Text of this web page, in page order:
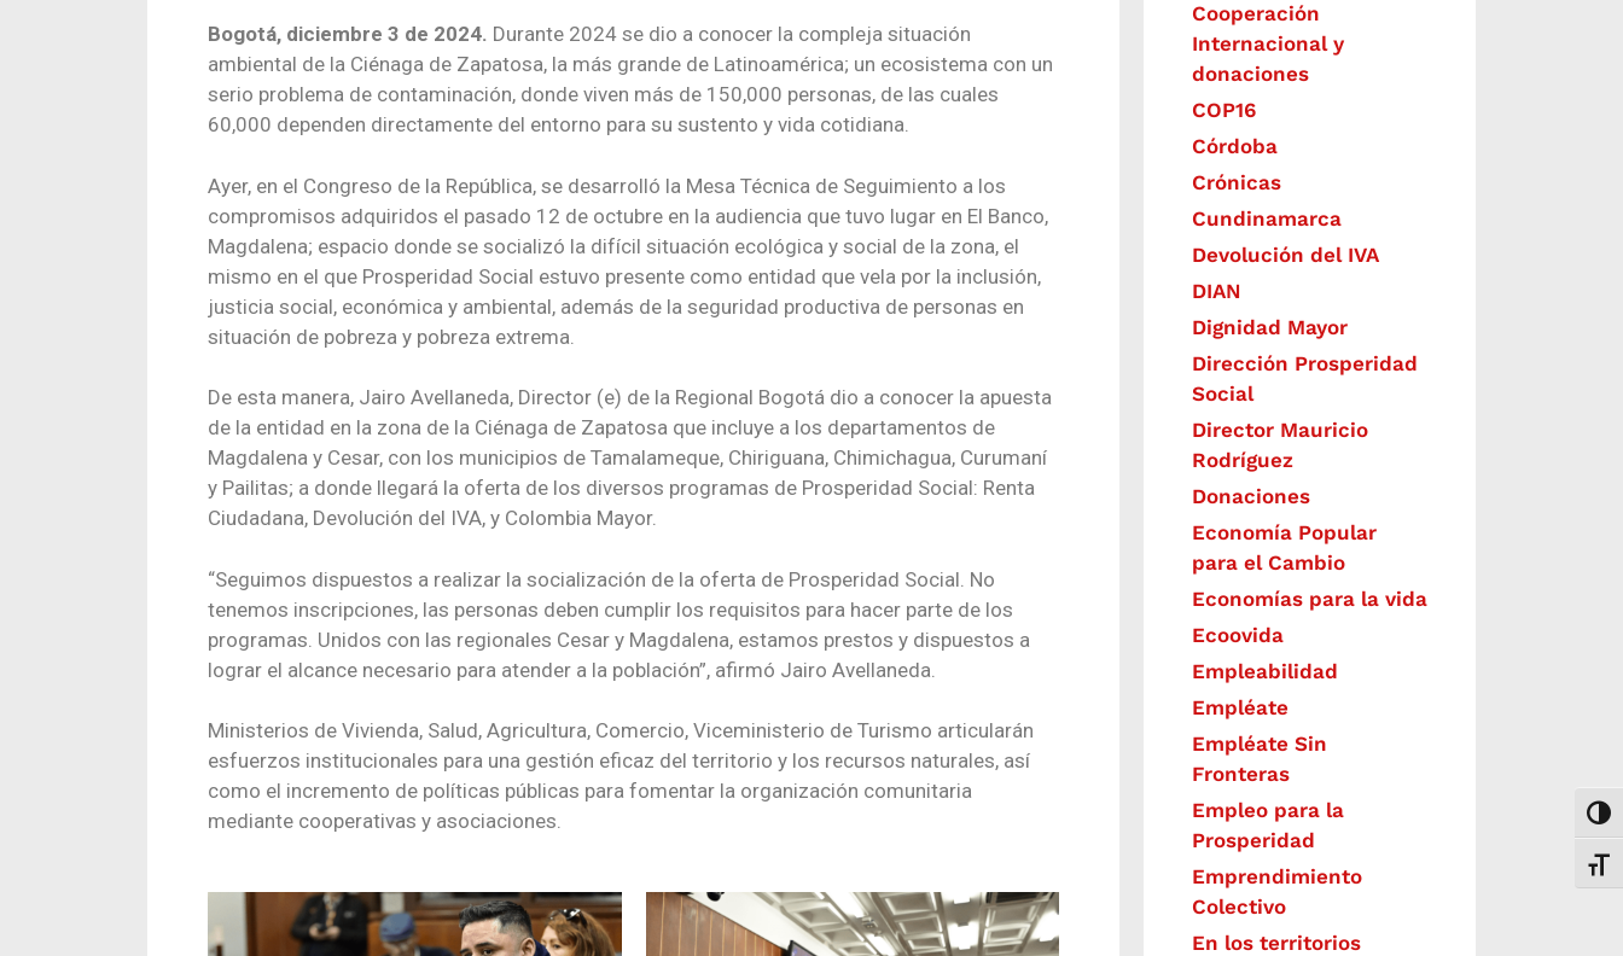
Bogotá, diciembre 3 de 2024. Durante 2024 se dio a conocer la compleja situación
ambiental de la Ciénaga de Zapatosa, la más grande de Latinoamérica; un ecosistema con un
serio problema de contaminación, donde viven más de 150,000 personas, de las cuales
60,000 dependen directamente del entorno para su sustento y vida cotidiana.
Ayer, en el Congreso de la República, se desarrolló la Mesa Técnica de Seguimiento a los
compromisos adquiridos el pasado 12 de octubre en la audiencia que tuvo lugar en El Banco,
Magdalena; espacio donde se socializó la difícil situación ecológica y social de la zona, el
mismo en el que Prosperidad Social estuvo presente como entidad que vela por la inclusión,
justicia social, económica y ambiental, además de la seguridad productiva de personas en
situación de pobreza y pobreza extrema.
De esta manera, Jairo Avellaneda, Director (e) de la Regional Bogotá dio a conocer la apuesta
de la entidad en la zona de la Ciénaga de Zapatosa que incluye a los departamentos de
Magdalena y Cesar, con los municipios de Tamalameque, Chiriguana, Chimichagua, Curumaní
y Pailitas; a donde llegará la oferta de los diversos programas de Prosperidad Social: Renta
Ciudadana, Devolución del IVA, y Colombia Mayor.
“Seguimos dispuestos a realizar la socialización de la oferta de Prosperidad Social. No
tenemos inscripciones, las personas deben cumplir los requisitos para hacer parte de los
programas. Unidos con las regionales Cesar y Magdalena, estamos prestos y dispuestos a
lograr el alcance necesario para atender a la población”, afirmó Jairo Avellaneda.
Ministerios de Vivienda, Salud, Agricultura, Comercio, Viceministerio de Turismo articularán
esfuerzos institucionales para una gestión eficaz del territorio y los recursos naturales, así
como el incremento de políticas públicas para fomentar la organización comunitaria
mediante cooperativas y asociaciones.
Cooperación
Internacional y
donaciones
COP16
Córdoba
Crónicas
Cundinamarca
Devolución del IVA
DIAN
Dignidad Mayor
Dirección Prosperidad
Social
Director Mauricio
Rodríguez
Donaciones
Economía Popular
para el Cambio
Economías para la vida
Ecoovida
Empleabilidad
Empléate
Empléate Sin
Fronteras
Empleo para la
Prosperidad
Emprendimiento
Colectivo
En los territorios